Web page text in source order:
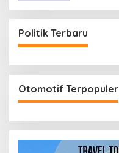
Politik Terbaru
Otomotif Terpopuler